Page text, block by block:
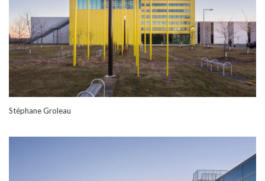
Stéphane Groleau